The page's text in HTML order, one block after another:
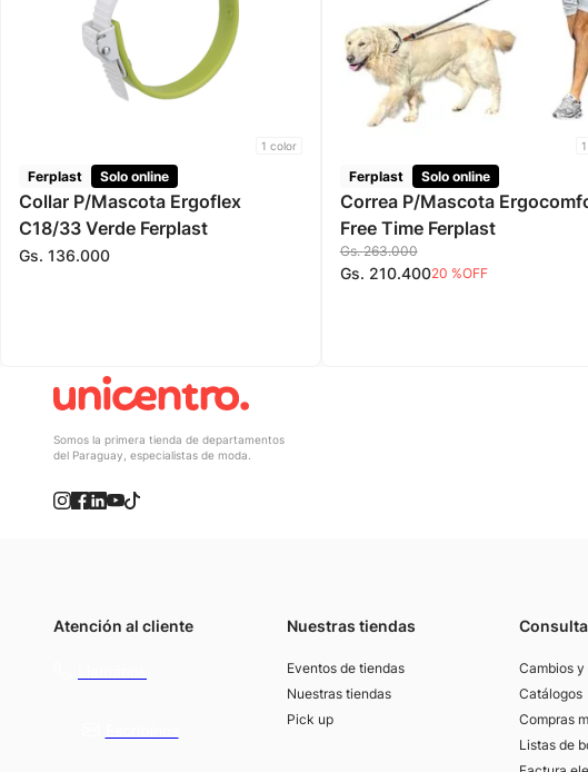
1 color
Ferplast Solo online
Collar P/Mascota Ergoflex
C18/33 Verde Ferplast
Gs. 136.000
1
Ferplast Solo online
Correa P/Mascota
Free Time Ferplast
Gs. 263.000
Gs. 210.40020 %OFF
Somos la primera tienda de departamentos
del Paraguay, especialistas de moda.
Atención al cliente
Nuestras tiendas
Eventos de tiendas
Nuestras tiendas
Pick up
Cambios
Catálogos
Compras
Listas de